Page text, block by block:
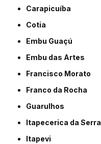
Carapicuíba
Cotia
Embu Guaçú
Embu das Artes
Francisco Morato
Franco da Rocha
Guarulhos
Itapecerica da Serra
Itapevi